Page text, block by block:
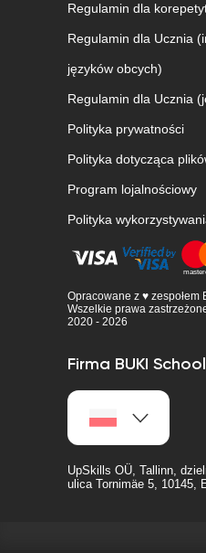
Regulamin dla
Regulamin dla Ucznia
języków obcych)
Regulamin dla Ucznia
Polityka prywatności
Polityka dotycząca
Program lojalnościowy
Polityka
Opracowane z ♥ zespołem
Wszelkie prawa
2020 - 2026
Firma BUKI
UpSkills OÜ, Tallinn,
ulica Tornimäe 5, 10145,